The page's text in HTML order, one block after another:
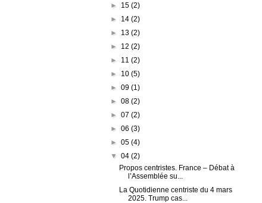
► 15 (2)
► 14 (2)
► 13 (2)
► 12 (2)
► 11 (2)
► 10 (5)
► 09 (1)
► 08 (2)
► 07 (2)
► 06 (3)
► 05 (4)
▼ 04 (2)
Propos centristes. France – Débat à
l’Assemblée su...
La Quotidienne centriste du 4 mars
2025. Trump cas...